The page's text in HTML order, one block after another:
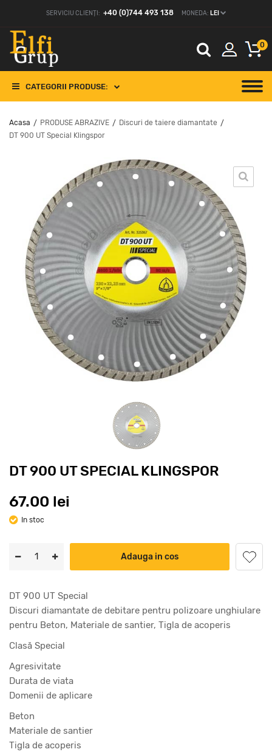
SERVICIU CLIENȚI: +40 (0)744 493 138 MONEDA: LEI
0
CATEGORII PRODUSE:
Acasa / PRODUSE ABRAZIVE / Discuri de taiere diamantate /
DT 900 UT Special Klingspor
DT 900 UT SPECIAL KLINGSPOR
67.00 lei
In stoc
Adauga in cos
DT 900 UT Special
Discuri diamantate de debitare pentru polizoare unghiulare
pentru Beton, Materiale de santier, Tigla de acoperis
Clasă Special
Agresivitate
Durata de viata
Domenii de aplicare
Beton
Materiale de santier
Tigla de acoperis